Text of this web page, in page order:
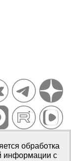
2007–2026
обработка
информации с